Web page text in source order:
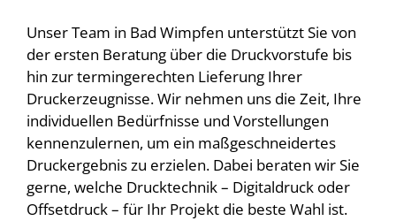
Unser Team in Bad Wimpfen unterstützt Sie von
der ersten Beratung über die Druckvorstufe bis
hin zur termingerechten Lieferung Ihrer
Druckerzeugnisse. Wir nehmen uns die Zeit, Ihre
individuellen Bedürfnisse und Vorstellungen
kennenzulernen, um ein maßgeschneidertes
Druckergebnis zu erzielen. Dabei beraten wir Sie
gerne, welche Drucktechnik – Digitaldruck oder
Offsetdruck – für Ihr Projekt die beste Wahl ist.